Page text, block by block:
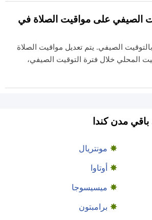
الصيفي على مواقيت الصلاة في
الصيفي. يتم تعديل مواقيت الصلاة
المحلي خلال فترة التوقيت الصيفي،
مدن كندا
مونتريال
أوتاوا
ميسيسوجا
برامبتون